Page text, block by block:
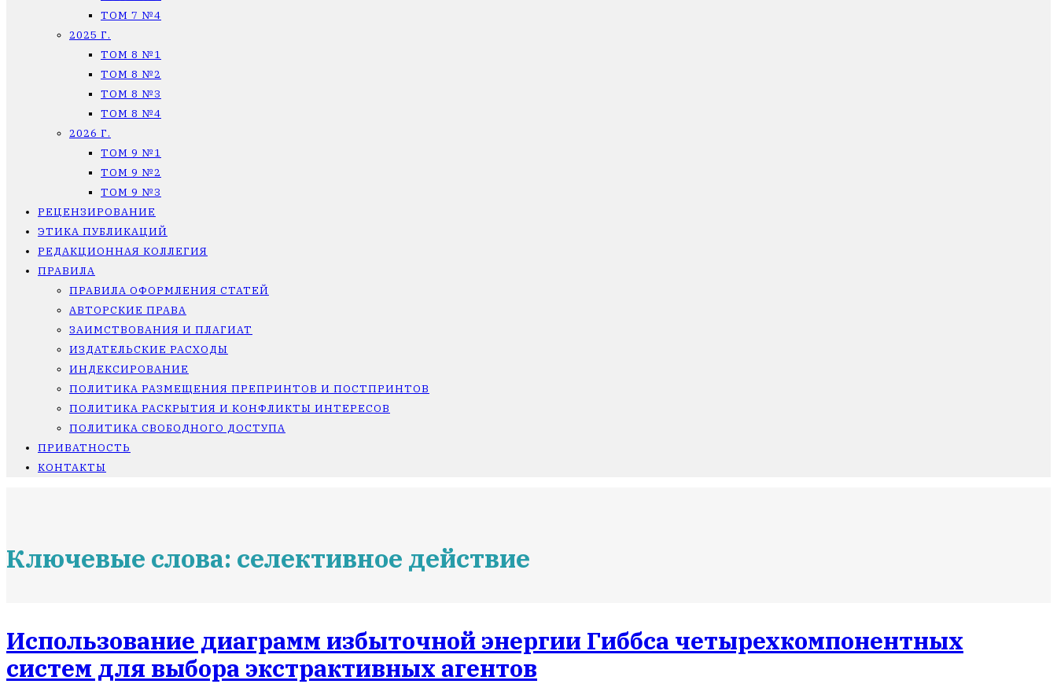
ТОМ 7 №4
2025 Г.
ТОМ 8 №1
ТОМ 8 №2
ТОМ 8 №3
ТОМ 8 №4
2026 Г.
ТОМ 9 №1
ТОМ 9 №2
ТОМ 9 №3
РЕЦЕНЗИРОВАНИЕ
ЭТИКА ПУБЛИКАЦИЙ
РЕДАКЦИОННАЯ КОЛЛЕГИЯ
ПРАВИЛА
ПРАВИЛА ОФОРМЛЕНИЯ СТАТЕЙ
АВТОРСКИЕ ПРАВА
ЗАИМСТВОВАНИЯ И ПЛАГИАТ
ИЗДАТЕЛЬСКИЕ РАСХОДЫ
ИНДЕКСИРОВАНИЕ
ПОЛИТИКА РАЗМЕЩЕНИЯ ПРЕПРИНТОВ И ПОСТПРИНТОВ
ПОЛИТИКА РАСКРЫТИЯ И КОНФЛИКТЫ ИНТЕРЕСОВ
ПОЛИТИКА СВОБОДНОГО ДОСТУПА
ПРИВАТНОСТЬ
КОНТАКТЫ
Ключевые слова: селективное действие
Использование диаграмм избыточной энергии Гиббса четырехкомпонентных
систем для выбора экстрактивных агентов